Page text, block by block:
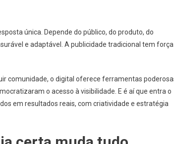
única. Depende do público, do produto, do
e adaptável. A publicidade tradicional tem força
comunidade, o digital oferece ferramentas
o acesso à visibilidade. E é aí que entra o
em resultados reais, com criatividade e estratégia